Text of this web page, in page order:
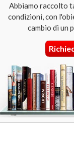
Abbiamo raccolto
condizioni, con
cambio di un